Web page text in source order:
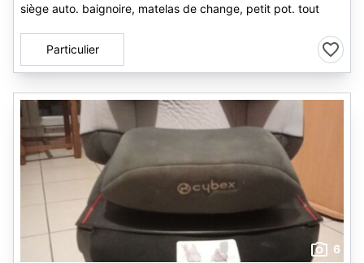
siège auto. baignoire, matelas de change, petit pot. tout
Particulier
6